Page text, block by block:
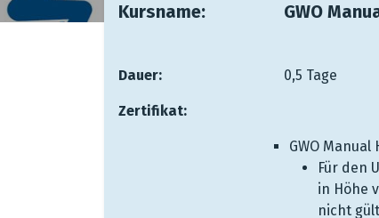
Kursname: ​ ​ ​ ​GWO
Dauer: ​ ​ ​ ​ ​0,5 Tage
Zertifikat: ​
GWO
Für den
in Höhe
nicht